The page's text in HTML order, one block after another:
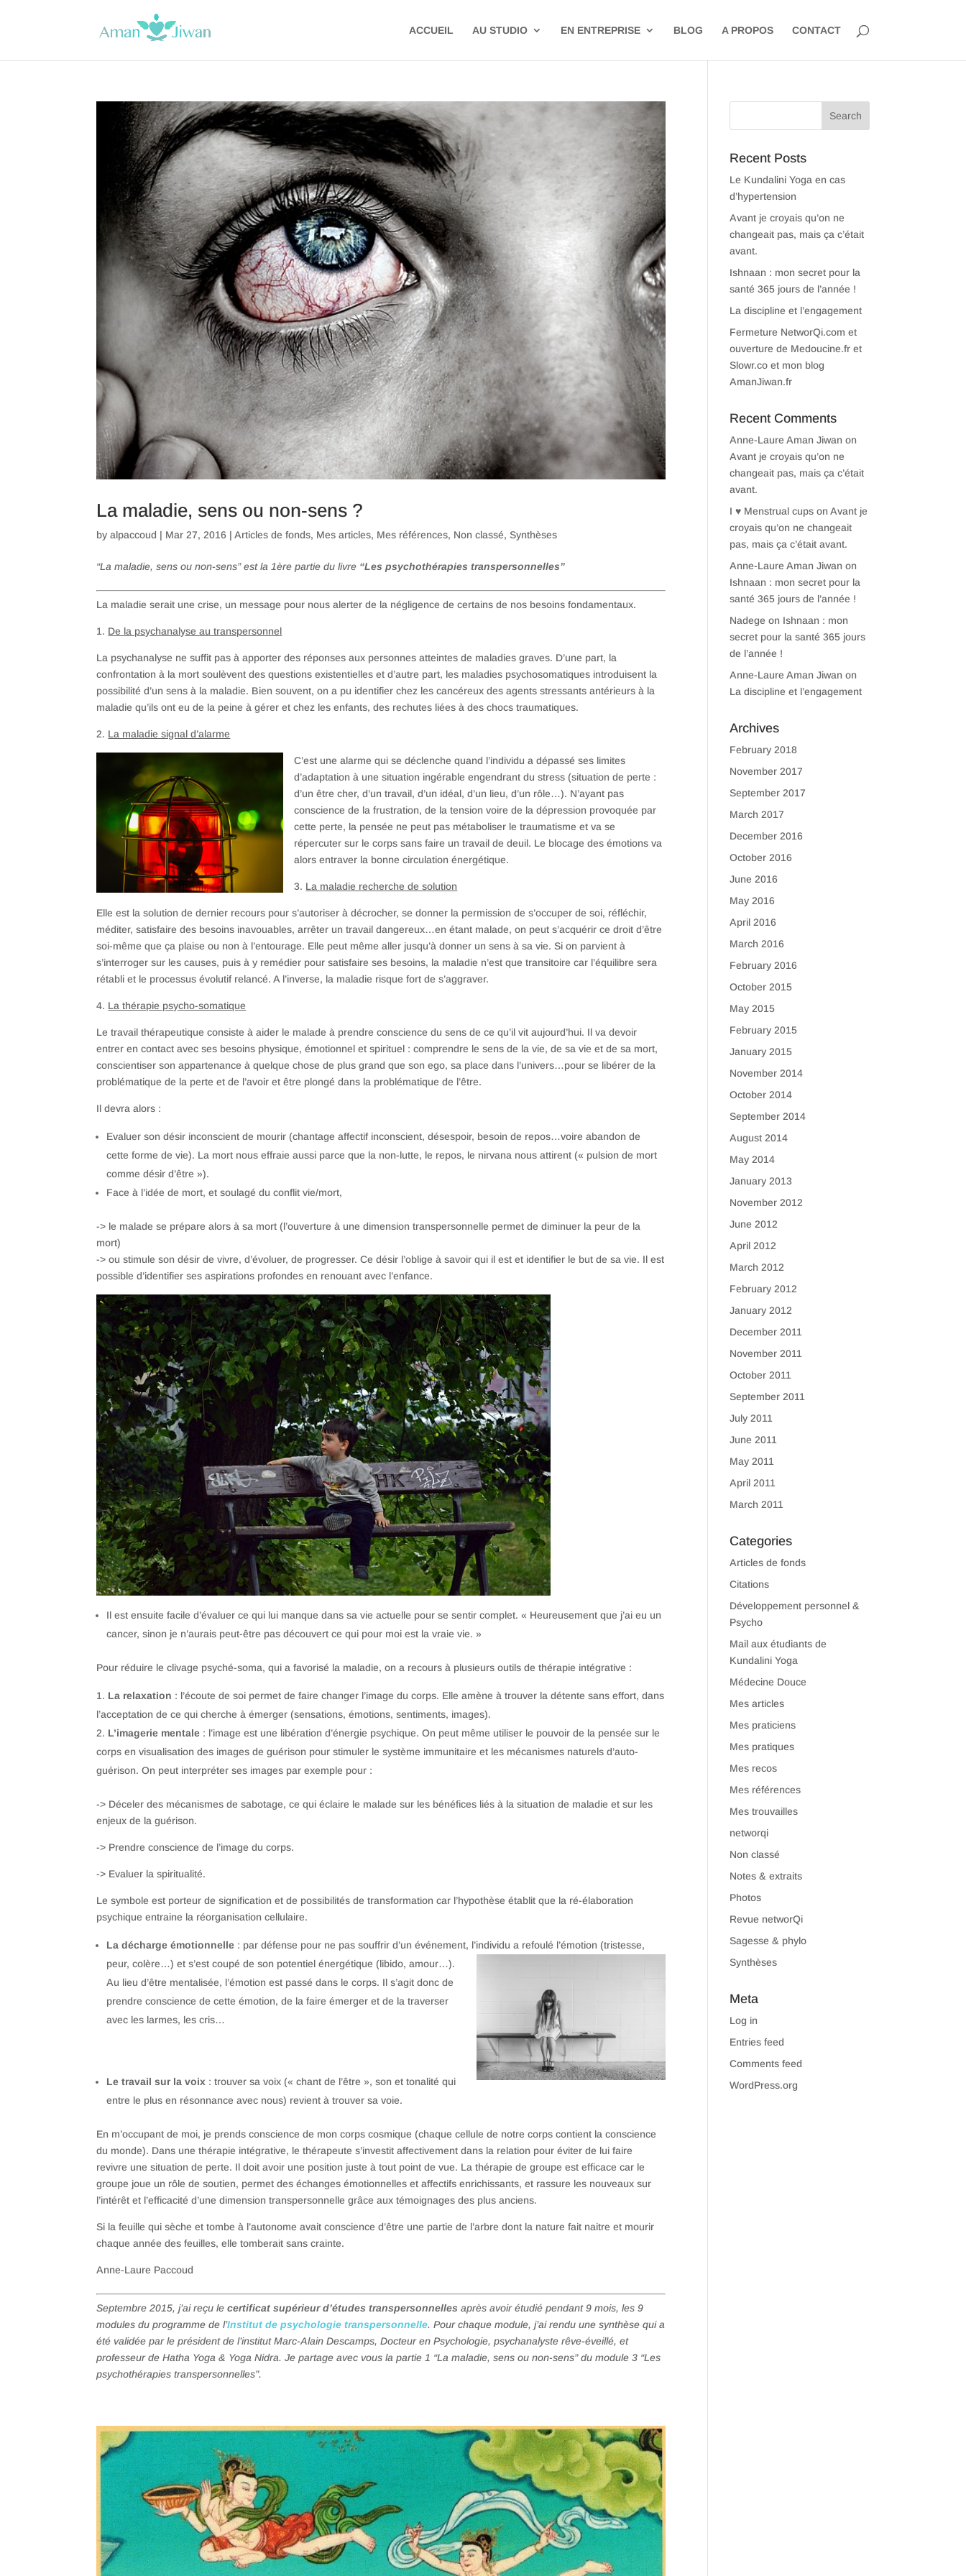
ACCUEIL AU STUDIO EN ENTREPRISE BLOG A PROPOS CONTACT
La maladie, sens ou non-sens ?
byalpaccoud | Mar 27, 2016 |Articles de fonds, Mes articles, Mes références, Non classé, Synthèses
“La maladie, sens ou non-sens” est la 1ère partie du livre “Les psychothérapies transpersonnelles”
La maladie serait une crise, un message pour nous alerter de la négligence de certains de nos besoins fondamentaux.
1. De la psychanalyse au transpersonnel
La psychanalyse ne suffit pas à apporter des réponses aux personnes atteintes de maladies graves. D’une part, la
confrontation à la mort soulèvent des questions existentielles et d’autre part, les maladies psychosomatiques introduisent la
possibilité d’un sens à la maladie. Bien souvent, on a pu identifier chez les cancéreux des agents stressants antérieurs à la
maladie qu’ils ont eu de la peine à gérer et chez les enfants, des rechutes liées à des chocs traumatiques.
2. La maladie signal d’alarme
C’est une alarme qui se déclenche quand l’individu a dépassé ses limites
d’adaptation à une situation ingérable engendrant du stress (situation de perte :
d’un être cher, d’un travail, d’un idéal, d’un lieu, d’un rôle…). N’ayant pas
conscience de la frustration, de la tension voire de la dépression provoquée par
cette perte, la pensée ne peut pas métaboliser le traumatisme et va se
répercuter sur le corps sans faire un travail de deuil. Le blocage des émotions va
alors entraver la bonne circulation énergétique.
3. La maladie recherche de solution
Elle est la solution de dernier recours pour s’autoriser à décrocher, se donner la permission de s’occuper de soi, réfléchir,
méditer, satisfaire des besoins inavouables, arrêter un travail dangereux…en étant malade, on peut s’acquérir ce droit d’être
soi-même que ça plaise ou non à l’entourage. Elle peut même aller jusqu’à donner un sens à sa vie. Si on parvient à
s’interroger sur les causes, puis à y remédier pour satisfaire ses besoins, la maladie n’est que transitoire car l’équilibre sera
rétabli et le processus évolutif relancé. A l’inverse, la maladie risque fort de s’aggraver.
4. La thérapie psycho-somatique
Le travail thérapeutique consiste à aider le malade à prendre conscience du sens de ce qu’il vit aujourd’hui. Il va devoir
entrer en contact avec ses besoins physique, émotionnel et spirituel : comprendre le sens de la vie, de sa vie et de sa mort,
conscientiser son appartenance à quelque chose de plus grand que son ego, sa place dans l’univers…pour se libérer de la
problématique de la perte et de l’avoir et être plongé dans la problématique de l’être.
Il devra alors :
Evaluer son désir inconscient de mourir (chantage affectif inconscient, désespoir, besoin de repos…voire abandon de
cette forme de vie). La mort nous effraie aussi parce que la non-lutte, le repos, le nirvana nous attirent (« pulsion de mort
comme désir d’être »).
Face à l’idée de mort, et soulagé du conflit vie/mort,
-> le malade se prépare alors à sa mort (l’ouverture à une dimension transpersonnelle permet de diminuer la peur de la
mort)
-> ou stimule son désir de vivre, d’évoluer, de progresser. Ce désir l’oblige à savoir qui il est et identifier le but de sa vie. Il est
possible d’identifier ses aspirations profondes en renouant avec l’enfance.
Il est ensuite facile d’évaluer ce qui lui manque dans sa vie actuelle pour se sentir complet. « Heureusement que j’ai eu un
cancer, sinon je n’aurais peut-être pas découvert ce qui pour moi est la vraie vie. »
Pour réduire le clivage psyché-soma, qui a favorisé la maladie, on a recours à plusieurs outils de thérapie intégrative :
La relaxation : l’écoute de soi permet de faire changer l’image du corps. Elle amène à trouver la détente sans effort, dans
l’acceptation de ce qui cherche à émerger (sensations, émotions, sentiments, images).
L’imagerie mentale : l’image est une libération d’énergie psychique. On peut même utiliser le pouvoir de la pensée sur le
corps en visualisation des images de guérison pour stimuler le système immunitaire et les mécanismes naturels d’auto-
guérison. On peut interpréter ses images par exemple pour :
-> Déceler des mécanismes de sabotage, ce qui éclaire le malade sur les bénéfices liés à la situation de maladie et sur les
enjeux de la guérison.
-> Prendre conscience de l’image du corps.
-> Evaluer la spiritualité.
Le symbole est porteur de signification et de possibilités de transformation car l’hypothèse établit que la ré-élaboration
psychique entraine la réorganisation cellulaire.
La décharge émotionnelle : par défense pour ne pas souffrir d’un événement, l’individu a refoulé l’émotion (tristesse,
peur, colère…) et s’est coupé de son potentiel énergétique (libido, amour…).
Au lieu d’être mentalisée, l’émotion est passé dans le corps. Il s’agit donc de
prendre conscience de cette émotion, de la faire émerger et de la traverser
avec les larmes, les cris…
Le travail sur la voix : trouver sa voix (« chant de l’être », son et tonalité qui
entre le plus en résonnance avec nous) revient à trouver sa voie.
En m’occupant de moi, je prends conscience de mon corps cosmique (chaque cellule de notre corps contient la conscience
du monde). Dans une thérapie intégrative, le thérapeute s’investit affectivement dans la relation pour éviter de lui faire
revivre une situation de perte. Il doit avoir une position juste à tout point de vue. La thérapie de groupe est efficace car le
groupe joue un rôle de soutien, permet des échanges émotionnelles et affectifs enrichissants, et rassure les nouveaux sur
l’intérêt et l’efficacité d’une dimension transpersonnelle grâce aux témoignages des plus anciens.
Si la feuille qui sèche et tombe à l’autonome avait conscience d’être une partie de l’arbre dont la nature fait naitre et mourir
chaque année des feuilles, elle tomberait sans crainte.
Anne-Laure Paccoud
Septembre 2015, j’ai reçu lecertificat supérieur d’études transpersonnelles après avoir étudié pendant 9 mois, les 9
modules du programme de l’Institut de psychologie transpersonnelle. Pour chaque module, j’ai rendu une synthèse qui a
été validée par le président de l’institut Marc-Alain Descamps, Docteur en Psychologie, psychanalyste rêve-éveillé, et
professeur de Hatha Yoga & Yoga Nidra. Je partage avec vous la partie 1 “La maladie, sens ou non-sens” du module 3 “Les
psychothérapies transpersonnelles”.
Recent Posts
Le Kundalini Yoga en cas
d’hypertension
Avant je croyais qu’on ne
changeait pas, mais ça c’était
avant.
Ishnaan : mon secret pour la
santé 365 jours de l’année !
La discipline et l’engagement
Fermeture NetworQi.com et
ouverture de Medoucine.fr et
Slowr.co et mon blog
AmanJiwan.fr
Recent Comments
Anne-Laure Aman Jiwan on
Avant je croyais qu’on ne
changeait pas, mais ça c’était
avant.
I ♥ Menstrual cups onAvant je
croyais qu’on ne changeait
pas, mais ça c’était avant.
Anne-Laure Aman Jiwan on
Ishnaan : mon secret pour la
santé 365 jours de l’année !
Nadege on Ishnaan : mon
secret pour la santé 365 jours
de l’année !
Anne-Laure Aman Jiwan on
La discipline et l’engagement
Archives
February 2018
November 2017
September 2017
March 2017
December 2016
October 2016
June 2016
May 2016
April 2016
March 2016
February 2016
October 2015
May 2015
February 2015
January 2015
November 2014
October 2014
September 2014
August 2014
May 2014
January 2013
November 2012
June 2012
April 2012
March 2012
February 2012
January 2012
December 2011
November 2011
October 2011
September 2011
July 2011
June 2011
May 2011
April 2011
March 2011
Categories
Articles de fonds
Citations
Développement personnel &
Psycho
Mail aux étudiants de
Kundalini Yoga
Médecine Douce
Mes articles
Mes praticiens
Mes pratiques
Mes recos
Mes références
Mes trouvailles
networqi
Non classé
Notes & extraits
Photos
Revue networQi
Sagesse & phylo
Synthèses
Meta
Log in
Entries feed
Comments feed
WordPress.org